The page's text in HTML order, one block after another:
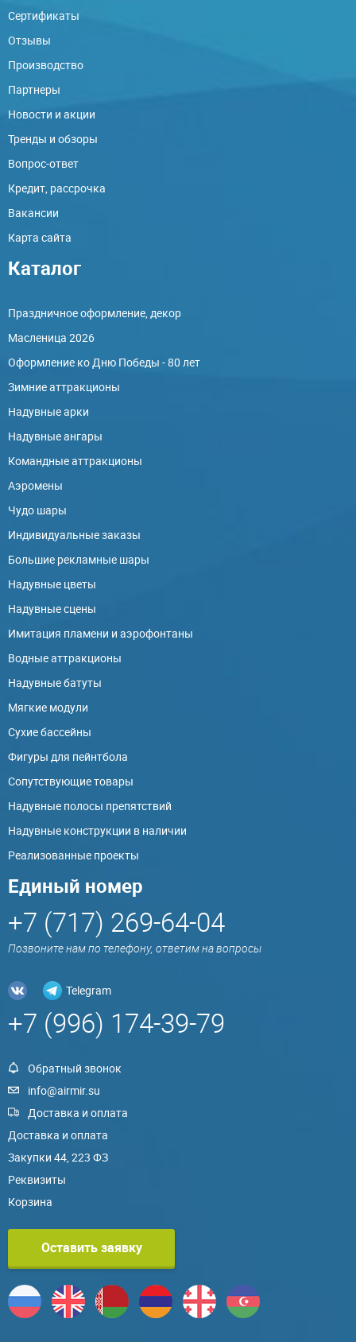
Сертификаты
Отзывы
Производство
Партнеры
Новости и акции
Тренды и обзоры
Вопрос-ответ
Кредит, рассрочка
Вакансии
Карта сайта
Каталог
Праздничное оформление, декор
Масленица 2026
Оформление ко Дню Победы - 80 лет
Зимние аттракционы
Надувные арки
Надувные ангары
Командные аттракционы
Аэромены
Чудо шары
Индивидуальные заказы
Большие рекламные шары
Надувные цветы
Надувные сцены
Имитация пламени и аэрофонтаны
Водные аттракционы
Надувные батуты
Мягкие модули
Сухие бассейны
Фигуры для пейнтбола
Сопутствующие товары
Надувные полосы препятствий
Надувные конструкции в наличии
Реализованные проекты
Единый номер
+7 (717) 269-64-04
Позвоните нам по телефону, ответим на вопросы
Telegram
+7 (996) 174-39-79
Обратный звонок
info@airmir.su
Доставка и оплата
Доставка и оплата
Закупки 44, 223 ФЗ
Реквизиты
Корзина
Оставить заявку